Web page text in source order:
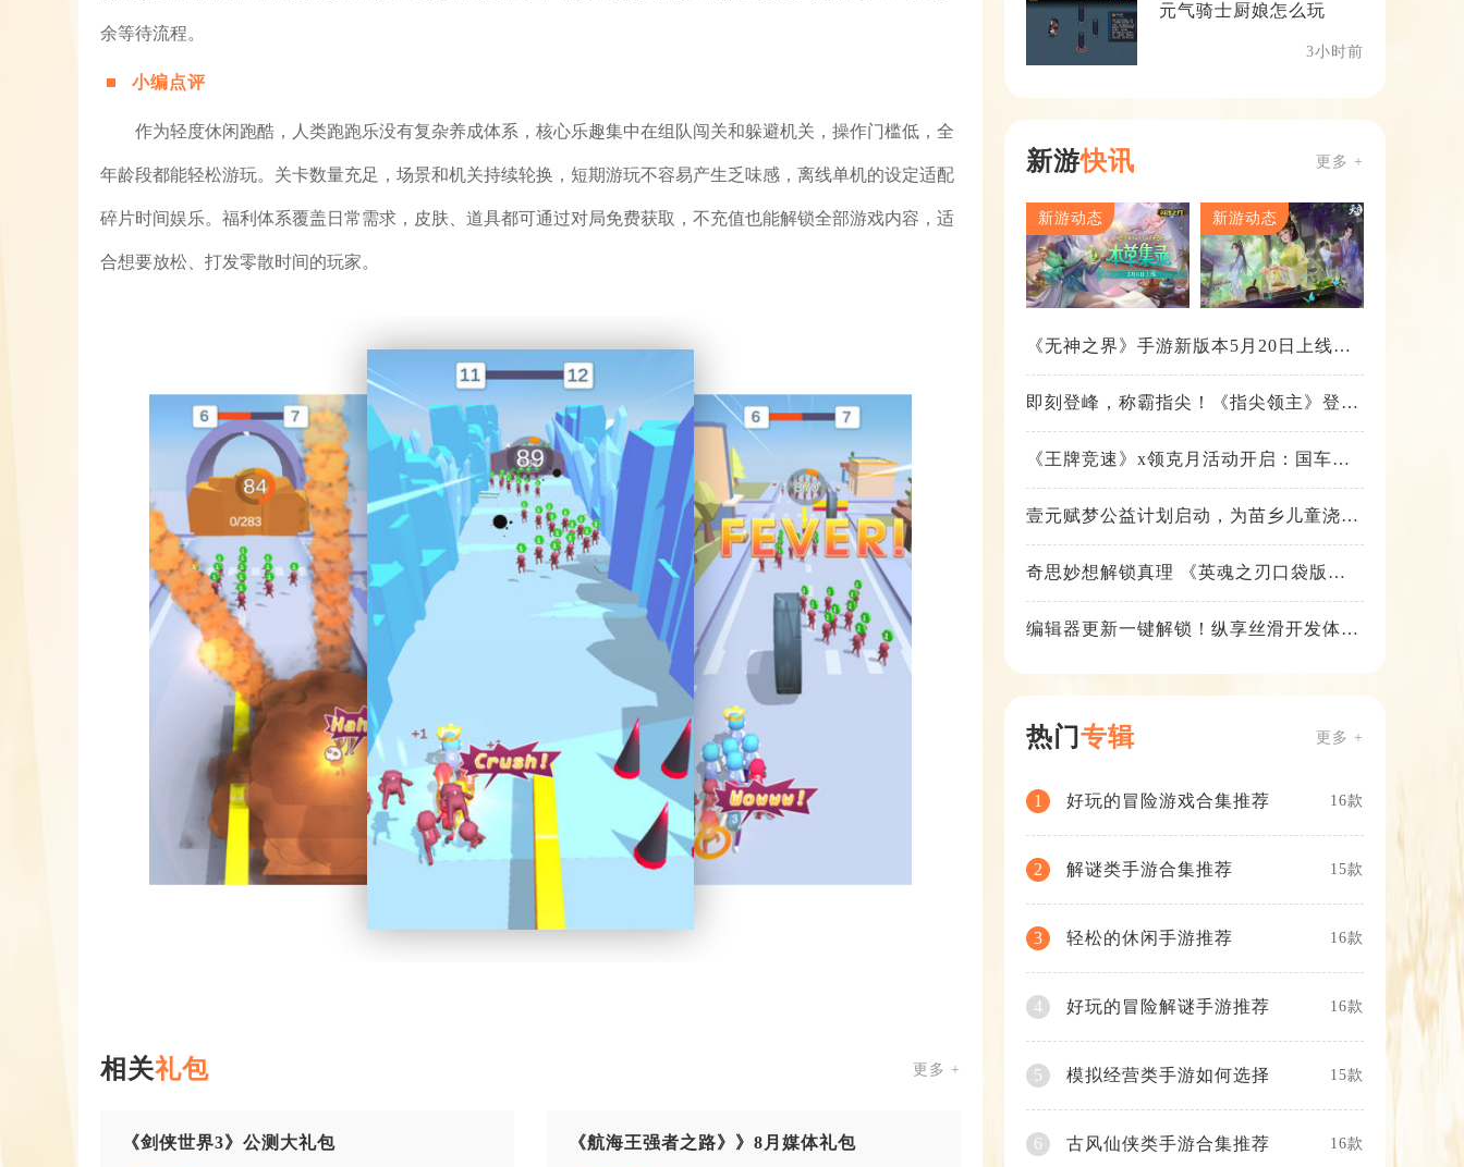
余等待流程。
小编点评
作为轻度休闲跑酷，人类跑跑乐没有复杂养成体系，核心乐趣集中在组队闯关和躲避机关，操作门槛低，全
年龄段都能轻松游玩。关卡数量充足，场景和机关持续轮换，短期游玩不容易产生乏味感，离线单机的设定适配
碎片时间娱乐。福利体系覆盖日常需求，皮肤、道具都可通过对局免费获取，不充值也能解锁全部游戏内容，适
合想要放松、打发零散时间的玩家。
相关礼包 更多 +
《剑侠世界3》公测大礼包 《航海王强者之路》》8月媒体礼包
元气骑士厨娘怎么玩
3小时前
新游快讯 更多 +
新游动态 新游动态
《无神之界》手游新版本5月20日上线，
即刻登峰，称霸指尖！《指尖领主》登峰
《王牌竞速》x领克月活动开启：国车喜
壹元赋梦公益计划启动，为苗乡儿童浇筑
奇思妙想解锁真理 《英魂之刃口袋版》
编辑器更新一键解锁！纵享丝滑开发体
热门专辑 更多 +
1 好玩的冒险游戏合集推荐 16款
2 解谜类手游合集推荐 15款
3 轻松的休闲手游推荐 16款
4 好玩的冒险解谜手游推荐 16款
5 模拟经营类手游如何选择 15款
6 古风仙侠类手游合集推荐 16款